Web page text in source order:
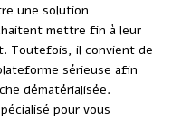
une solution
mettre fin à leur
Toutefois, il convient de
sérieuse afin
dématérialisée.
pour vous